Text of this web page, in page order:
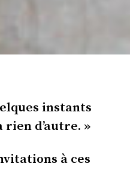
instants
d’autre. »
à ces